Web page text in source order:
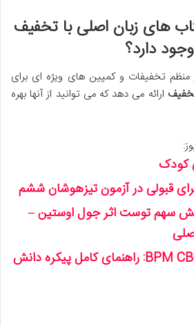
های زبان اصلی با تخفیف
دارد؟
منظم تخفیفات و کمپین های ویژه ای برای
ارائه می دهد که می توانید از آنها بهره
کودک
قبولی در آزمون تیزهوشان ششم
سهم توست اثر جول اوستین –
خلاصه کتاب BPM CBOK: راهنمای کامل پیکره دانش